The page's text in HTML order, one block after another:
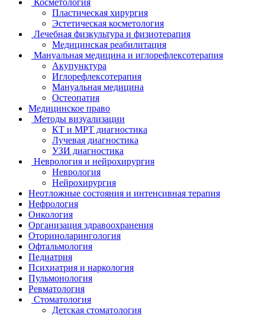
Пластическая хирургия
Эстетическая косметология
Лечебная физкультура и физиотерапия
Медицинская реабилитация
Мануальная медицина и иглорефлексотерапия
Акупунктура
Иглорефлексотерапия
Мануальная медицина
Остеопатия
Медицинское право
Методы визуализации
КТ и МРТ диагностика
Лучевая диагностика
УЗИ диагностика
Неврология и нейрохирургия
Неврология
Нейрохирургия
Неотложные состояния и интенсивная терапия
Нефрология
Онкология
Организация здравоохранения
Оториноларингология
Офтальмология
Педиатрия
Психиатрия и наркология
Пульмонология
Ревматология
Стоматология
Детская стоматология